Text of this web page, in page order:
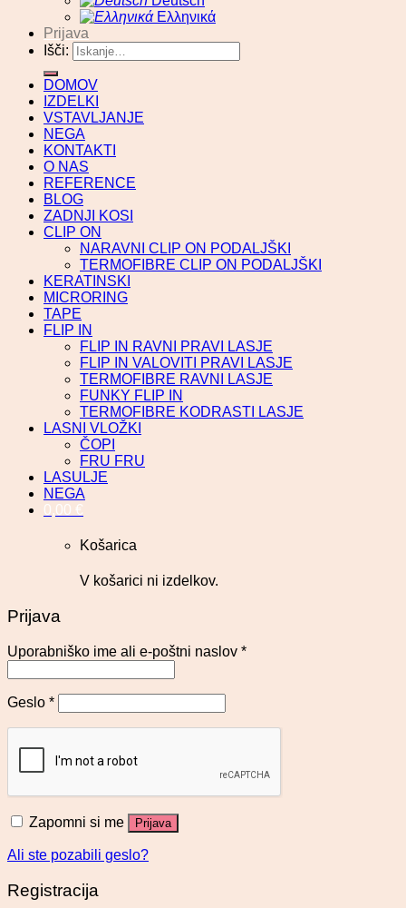
Ελληνικά
Prijava
Išči:
DOMOV
IZDELKI
VSTAVLJANJE
NEGA
KONTAKTI
O NAS
REFERENCE
BLOG
ZADNJI KOSI
CLIP ON
NARAVNI CLIP ON PODALJŠKI
TERMOFIBRE CLIP ON PODALJŠKI
KERATINSKI
MICRORING
TAPE
FLIP IN
FLIP IN RAVNI PRAVI LASJE
FLIP IN VALOVITI PRAVI LASJE
TERMOFIBRE RAVNI LASJE
FUNKY FLIP IN
TERMOFIBRE KODRASTI LASJE
LASNI VLOŽKI
ČOPI
FRU FRU
LASULJE
NEGA
0,00 €
Košarica
V košarici ni izdelkov.
Prijava
Uporabniško ime ali e-poštni naslov *
Geslo *
Zapomni si me Prijava
Ali ste pozabili geslo?
Registracija